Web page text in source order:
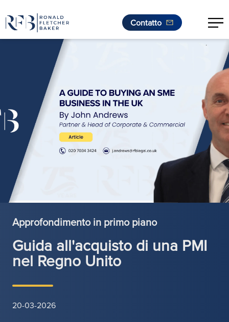
Contatto
.
Approfondimento in primo piano
Guida all'acquisto di una PMI
nel Regno Unito
20-03-2026